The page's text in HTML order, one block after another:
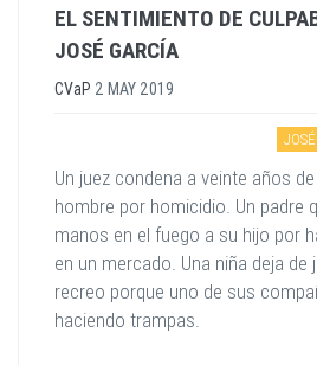
EL SENTIMIENTO DE
JOSÉ GARCÍA
CVaP 2 MAY 2019
Un juez condena a veinte años
hombre por homicidio. Un padre
manos en el fuego a su hijo por
en un mercado. Una niña deja de
recreo porque uno de sus
haciendo trampas.